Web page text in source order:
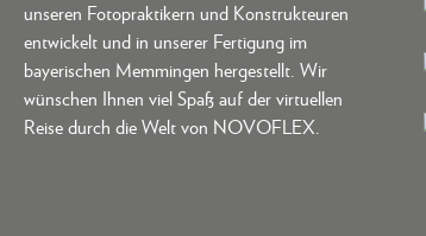
unseren Fotopraktikern und Konstrukteuren
entwickelt und in unserer Fertigung im
bayerischen Memmingen hergestellt. Wir
wünschen Ihnen viel Spaß auf der virtuellen
Reise durch die Welt von NOVOFLEX.